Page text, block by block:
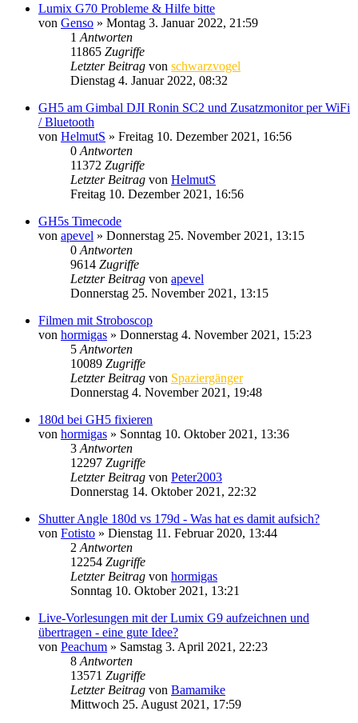
Lumix G70 Probleme & Hilfe bitte
von Genso » Montag 3. Januar 2022, 21:59
1 Antworten
11865 Zugriffe
Letzter Beitrag von schwarzvogel
Dienstag 4. Januar 2022, 08:32
GH5 am Gimbal DJI Ronin SC2 und Zusatzmonitor per WiFi
/ Bluetooth
von HelmutS » Freitag 10. Dezember 2021, 16:56
0 Antworten
11372 Zugriffe
Letzter Beitrag von HelmutS
Freitag 10. Dezember 2021, 16:56
GH5s Timecode
von apevel » Donnerstag 25. November 2021, 13:15
0 Antworten
9614 Zugriffe
Letzter Beitrag von apevel
Donnerstag 25. November 2021, 13:15
Filmen mit Stroboscop
von hormigas » Donnerstag 4. November 2021, 15:23
5 Antworten
10089 Zugriffe
Letzter Beitrag von Spaziergänger
Donnerstag 4. November 2021, 19:48
180d bei GH5 fixieren
von hormigas » Sonntag 10. Oktober 2021, 13:36
3 Antworten
12297 Zugriffe
Letzter Beitrag von Peter2003
Donnerstag 14. Oktober 2021, 22:32
Shutter Angle 180d vs 179d - Was hat es damit aufsich?
von Fotisto » Dienstag 11. Februar 2020, 13:44
2 Antworten
12254 Zugriffe
Letzter Beitrag von hormigas
Sonntag 10. Oktober 2021, 13:21
Live-Vorlesungen mit der Lumix G9 aufzeichnen und
übertragen - eine gute Idee?
von Peachum » Samstag 3. April 2021, 22:23
8 Antworten
13571 Zugriffe
Letzter Beitrag von Bamamike
Mittwoch 25. August 2021, 17:59